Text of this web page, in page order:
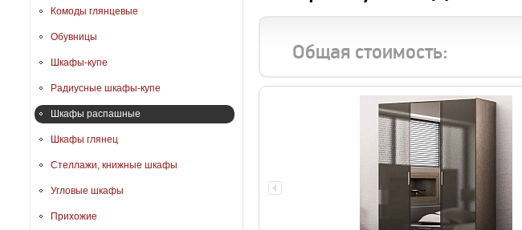
Комоды глянцевые
Обувницы
Шкафы-купе
Радиусные шкафы-купе
Шкафы распашные
Шкафы глянец
Стеллажи, книжные шкафы
Угловые шкафы
Прихожие
Общая стоимость: